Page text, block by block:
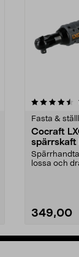
Fasta &
Cocraft
spärrskaft
tum, 18 V
lossa och
349,00